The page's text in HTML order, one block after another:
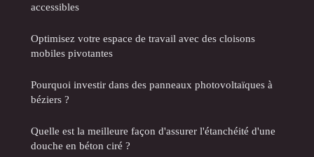
accessibles
Optimisez votre espace de travail avec des cloisons
mobiles pivotantes
Pourquoi investir dans des panneaux photovoltaïques à
béziers ?
Quelle est la meilleure façon d'assurer l'étanchéité d'une
douche en béton ciré ?